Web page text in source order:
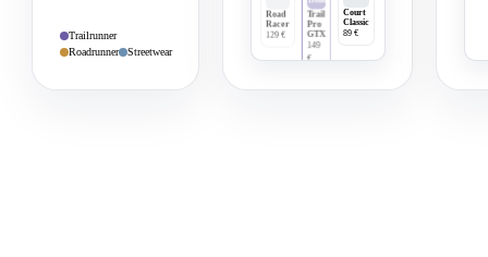
Trailrunner
Roadrunner
Streetwear
Road
Racer
129 €
Treffer
Trail
Pro
GTX
149
€
Court
Classic
89 €